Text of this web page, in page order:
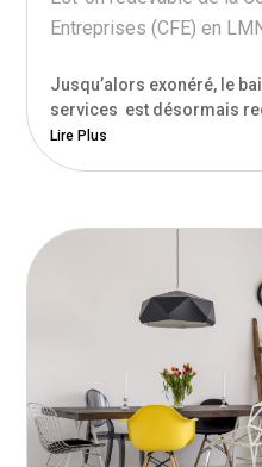
Entreprises (CFE) en
Jusqu’alors exonéré, le
services est désormais
Lire Plus